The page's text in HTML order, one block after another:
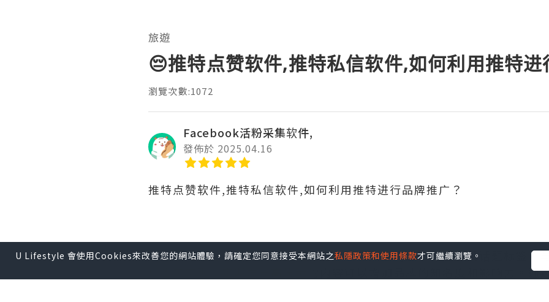
旅遊
😔推特点赞软件,推特私信软件,如何利用推特
瀏覽次數:1072
Facebook活粉采集软件,
發佈於 2025.04.16
推特点赞软件,推特私信软件,如何利用推特进行品牌推广？
利用推特进行品牌推广可以通过发布吸引人的内容、使用相关话题标签、
广告来实现。定期发布高质量的内容可以增加品牌的知名度和影响力。通
U Lifestyle 會使用Cookies來改善您的網站體驗，請確定您同意接受本網站之私隱政策和使用條款才可繼續瀏覽。